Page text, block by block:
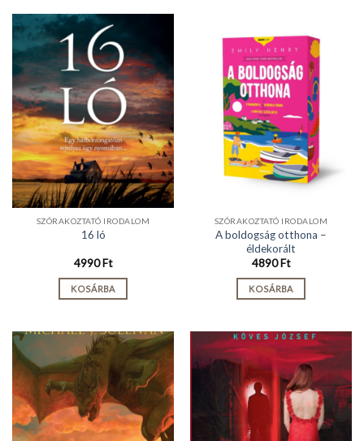
SZÓRAKOZTATÓ IRODALOM
16 ló
4990Ft
KOSÁRBA
SZÓRAKOZTATÓ IRODALOM
A boldogság otthona –
éldekorált
4890Ft
KOSÁRBA